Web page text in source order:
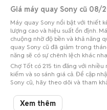
Giá máy quay Sony cũ 08/
Máy quay Sony nổi bật với thiết
lượng cao và hiệu suất ổn định.
chuộng nhờ độ bền và khả năng
quay Sony cũ đã giảm trong
năng sẽ có sự chênh lệch khác
Chợ Tốt có 215 tin đăng với
kiếm và so sánh giá cả. Để cập
Sony cũ, hãy theo dõi và tham
Top 5 tỉnh thành có nhiều tin
Xem thêm